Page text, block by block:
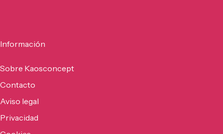
Información
Sobre Kaosconcept
Contacto
Aviso legal
Privacidad